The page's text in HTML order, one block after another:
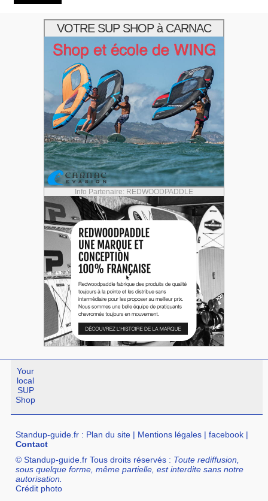
VOTRE SUP SHOP à CARNAC
Info Partenaire: REDWOODPADDLE
Your
local
SUP
Shop
Standup-guide.fr : Plan du site | Mentions légales |facebook |
Contact
© Standup-guide.fr Tous droits réservés : Toute rediffusion,
sous quelque forme, même partielle, est interdite sans notre
autorisation.
Crédit photo